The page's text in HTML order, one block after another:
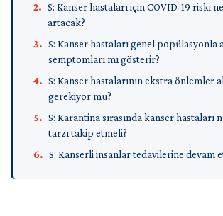
S: Kanser hastaları için COVID-19 riski
artacak?
S: Kanser hastaları genel popülasyonla
semptomları mı gösterir?
S: Kanser hastalarının ekstra önlemler
gerekiyor mu?
S: Karantina sırasında kanser hastaları
tarzı takip etmeli?
S: Kanserli insanlar tedavilerine devam